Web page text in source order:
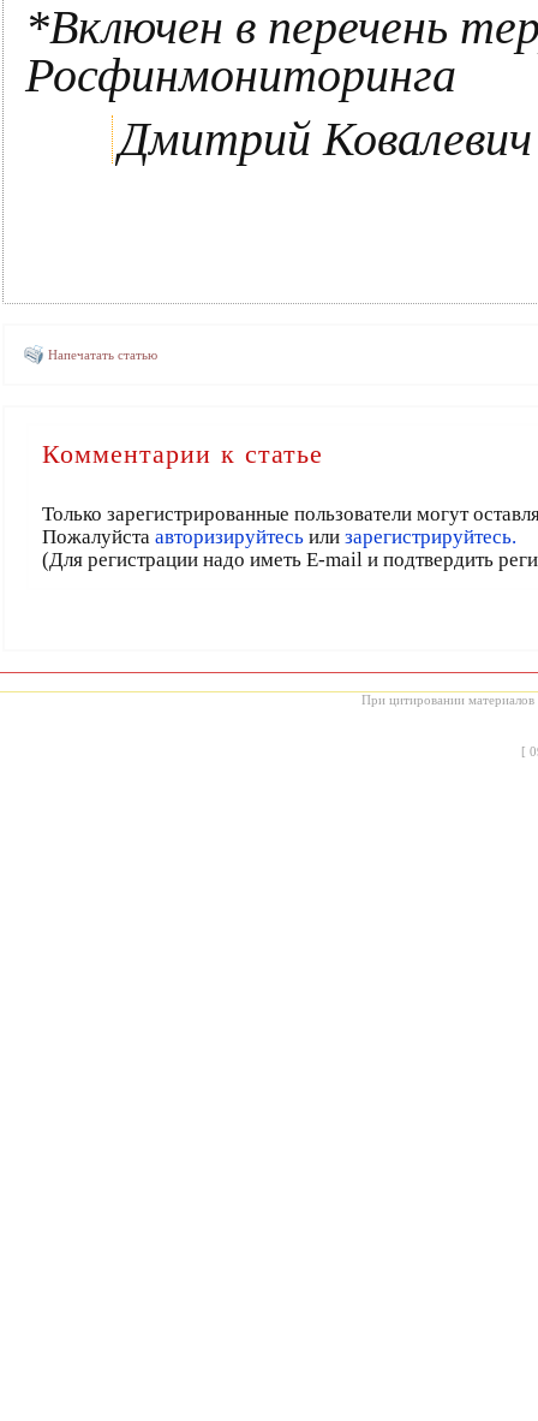
*Включен в перечень
Росфинмониторинга
Дмитрий Ковалевич
Напечатать статью
Комментарии к статье
Только зарегистрированные пользователи могут
Пожалуйста авторизируйтесьили зарегистрируйтесь.
(Для регистрации надо иметь E-mail и подтвердить
При цитировании материалов
[